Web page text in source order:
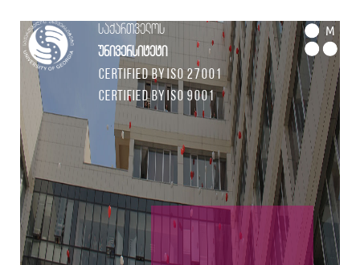
საქართველოს
უნივერსიტეტი
Certified by ISO 27001
Certified by ISO 9001
M